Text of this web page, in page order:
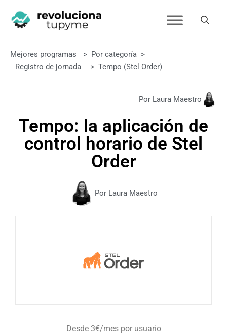
Mejores programas > Por categoría >
Registro de jornada
> Tempo (Stel Order)
Por Laura Maestro
Tempo: la aplicación de
control horario de Stel
Order
Por Laura Maestro
Desde 3€/mes por usuario